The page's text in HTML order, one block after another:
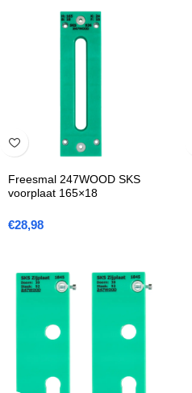
Freesmal 247WOOD SKS
voorplaat 165×18
€28,98